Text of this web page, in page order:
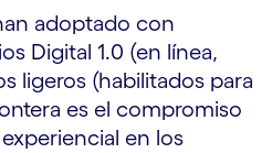
adoptado con
Digital 1.0 (en línea,
ligeros (habilitados para
es el compromiso
en los